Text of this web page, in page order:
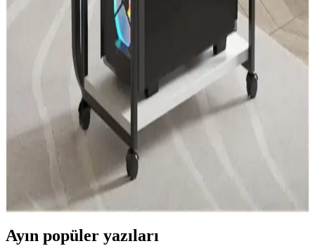
kolaylaştırır, çalışma konforunu artırır.
Ergonomik ve Ayarlanabilir Laptop Standı ile
Konforlu Çalışma Ortamları
7 kademeli ayarlanabilir laptop standı, ergonomik tasarımıyla boyun
ve sırt ağrılarını azaltır, hafif ve taşınabilir özellikleriyle kullanım
kolaylığı sağlar. Kaymaz yüzeyi ile stabilite sunar.
Bilgisayar Standları: Ergonomiyi Artıran ve
Çalışma Alanını Düzenleyen Çözüm
Bilgisayar standları, ergonomiyi artırır, hava akışını iyileştirir ve
çalışma alanını düzenler. Farklı modeller ve malzemelerle uzun
süreli kullanıma uygun çözümler sunar.
Ayın popüler yazıları